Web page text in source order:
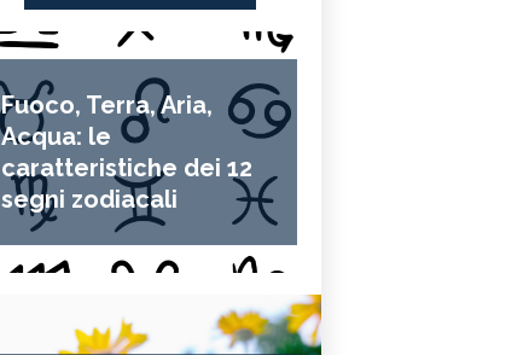
Fuoco, Terra, Aria,
Acqua: le
caratteristiche dei 12
segni zodiacali